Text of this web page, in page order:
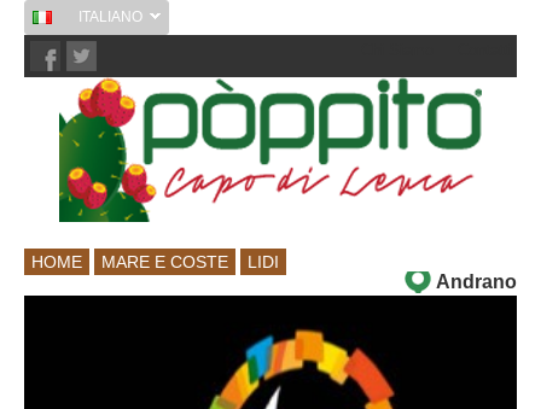
ITALIANO
HOME MARE E COSTE LIDI
Andrano